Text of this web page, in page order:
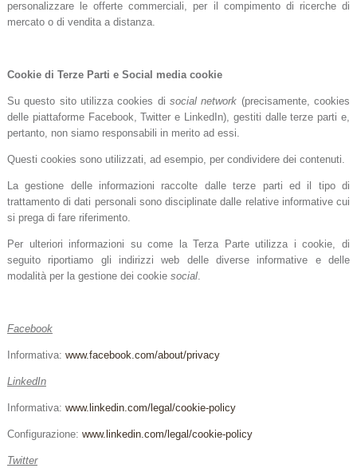
personalizzare le offerte commerciali, per il compimento di ricerche di
mercato o di vendita a distanza.
Cookie di Terze Parti e Social media cookie
Su questo sito utilizza cookies disocial network (precisamente, cookies
delle piattaforme Facebook, Twitter e LinkedIn), gestiti dalle terze parti e,
pertanto, non siamo responsabili in merito ad essi.
Questi cookies sono utilizzati, ad esempio, per condividere dei contenuti.
La gestione delle informazioni raccolte dalle terze parti ed il tipo di
trattamento di dati personali sono disciplinate dalle relative informative cui
si prega di fare riferimento.
Per ulteriori informazioni su come la Terza Parte utilizza i cookie, di
seguito riportiamo gli indirizzi web delle diverse informative e delle
modalità per la gestione dei cookie social.
Facebook
Informativa: www.facebook.com/about/privacy
LinkedIn
Informativa: www.linkedin.com/legal/cookie-policy
Configurazione: www.linkedin.com/legal/cookie-policy
Twitter